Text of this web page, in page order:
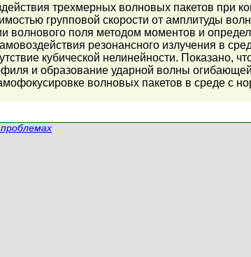
трехмерных волновых пакетов при
групповой скорости от амплитуды
волнового поля методом моментов и
резонансного излучения в
кубической нелинейности. Показано,
и образование ударной волны
волновых пакетов в среде с